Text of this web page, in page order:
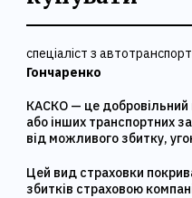
спеціаліст з
Гончаренко
КАСКО — це добровільний
або інших транспортних
від можливого збитку,
Цей вид страховки
збитків страховою